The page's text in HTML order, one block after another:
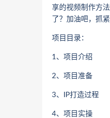
享的视频制作方
了？加油吧，抓
项目目录：
1、项目介绍
2、项目准备
3、IP打造过程
4、项目实操